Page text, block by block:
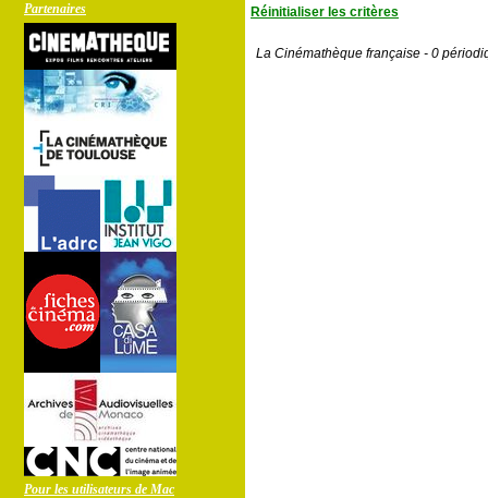
Partenaires
Pour les utilisateurs de Mac
Réinitialiser les critères
La Cinémathèque française - 0